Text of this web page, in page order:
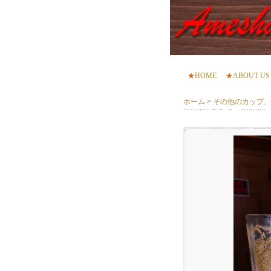
★HOME ★ABOUT US
ホーム > その他のカップ